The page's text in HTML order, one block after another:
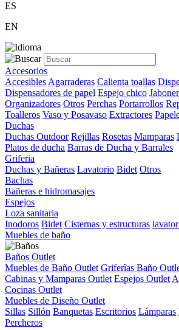
ES
EN
Accesorios
Accesibles Agarraderas Calienta toallas
Dispensadores de papel Espejo chico
Organizadores Otros Perchas Portarrollos
Toalleros Vaso y Posavaso Extractores
Duchas
Duchas Outdoor Rejillas Rosetas Mamparas
Platos de ducha Barras de Ducha y Barrales
Griferia
Duchas y Bañeras Lavatorio Bidet Otros
Bachas
Bañeras e hidromasajes
Espejos
Loza sanitaria
Inodoros Bidet Cisternas y estructuras
Muebles de baño
Baños Outlet
Muebles de Baño Outlet Griferîas Baño
Cabinas y Mamparas Outlet Espejos Outlet
Cocinas Outlet
Muebles de Diseño Outlet
Sillas Sillón Banquetas Escritorios Lámparas
Percheros